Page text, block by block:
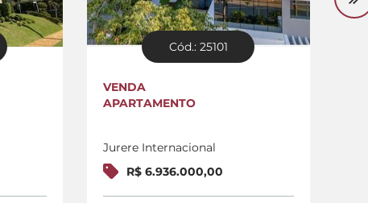
Cód.: 25101
VENDA
APARTAMENTO
Jurere Internacional
R$ 6.936.000,00